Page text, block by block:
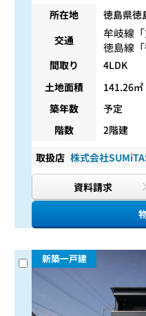
所在地
徳島県徳
交通
牟岐線 「
徳島線 「
間取り
4LDK
土地面積
141.26㎡
築年数
予定
階数
2階建
取扱店 株式会社
資料請求
新築一戸建